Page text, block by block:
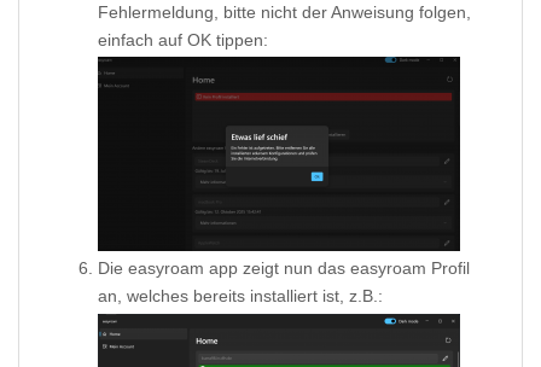
Fehlermeldung, bitte nicht der Anweisung folgen,
einfach auf OK tippen:
Die easyroam app zeigt nun das easyroam Profil
an, welches bereits installiert ist, z.B.: